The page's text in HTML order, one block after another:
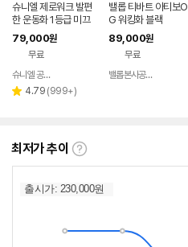
슈니엘 제로워크 발편
한 운동화 1등급 미끄
럼방지 키높이 런닝화
79,000원
무료
페이
슈니엘 공식 온라인스토어
별 4.79 리
(999+)
밸롭 티바트 아티보O
G 워킹화 블랙
89,000원
무료
밸롭본사공식몰
최저가 추이
최
가
란?